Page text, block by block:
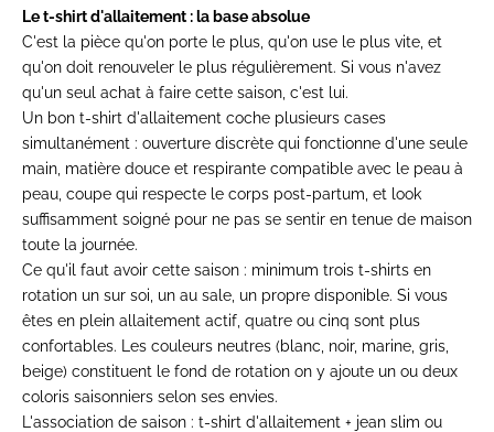
Let-shirt d'allaitement : la base absolue
C'est la pièce qu'on porte le plus, qu'on use le plus vite, et
qu'on doit renouveler le plus régulièrement. Si vous n'avez
qu'un seul achat à faire cette saison, c'est
lui.
Un bon t-shirt d'allaitement coche plusieurs cases
simultanément : ouverture discrète qui fonctionne d'une seule
main, matière douce et respirante compatible avec le peau à
peau, coupe qui respecte le corps post-partum, et look
suffisamment soigné pour ne pas se sentir en tenue de maison
toute la journée.
Ce qu'il faut avoir cette saison : minimum trois t-shirts en
rotation un sur soi, un au sale, un propre disponible. Si vous
êtes en plein allaitement actif, quatre ou cinq sont plus
confortables. Les couleurs neutres (blanc, noir, marine, gris,
beige) constituent le fond de rotation on y ajoute un ou deux
coloris saisonniers selon ses envies.
L'association de saison : t-shirt d'allaitement + jean slim ou